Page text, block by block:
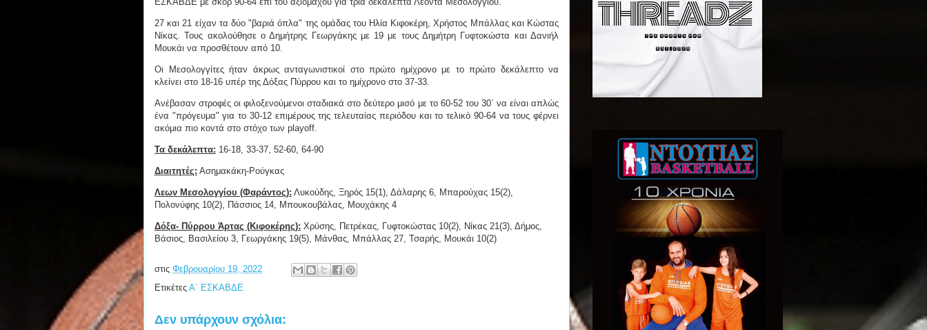
27 και 21 είχαν τα δύο "βαριά όπλα" της ομάδας του Ηλία Κιφοκέρη, Χρήστος Μπάλλας και Κώστας
Νίκας. Τους ακολούθησε ο Δημήτρης Γεωργάκης με 19 με τους Δημήτρη Γυφτοκώστα και Δανιήλ
Μουκάι να προσθέτουν από 10.
Οι Μεσολογγίτες ήταν άκρως ανταγωνιστικοί στο πρώτο ημίχρονο με το πρώτο δεκάλεπτο να
κλείνει στο 18-16 υπέρ της Δόξας Πύρρου και το ημίχρονο στο 37-33.
Ανέβασαν στροφές οι φιλοξενούμενοι σταδιακά στο δεύτερο μισό με το 60-52 του 30΄ να είναι απλώς
ένα "πρόγευμα" για το 30-12 επιμέρους της τελευταίας περιόδου και το τελικό 90-64 να τους φέρνει
ακόμια πιο κοντά στο στόχο των playoff.
Τα δεκάλεπτα: 16-18, 33-37, 52-60, 64-90
Διαιτητές: Ασημακάκη-Ρούγκας
Λεων Μεσολογγίου (Φαράντος): Λυκούδης, Ξηρός 15(1), Δάλαρης 6, Μπαρούχας 15(2),
Πολονύφης 10(2), Πάσσιος 14, Μπουκουβάλας, Μουχάκης 4
Δόξα- Πύρρου Άρτας (Κιφοκέρης): Χρύσης, Πετρέκας, Γυφτοκώστας 10(2), Νίκας 21(3), Δήμος,
Βάσιος, Βασιλείου 3, Γεωργάκης 19(5), Μάνθας, Μπάλλας 27, Τσαρής, Μουκάι 10(2)
στις Φεβρουαρίου 19, 2022
Ετικέτες Α΄ ΕΣΚΑΒΔΕ
Δεν υπάρχουν σχόλια: